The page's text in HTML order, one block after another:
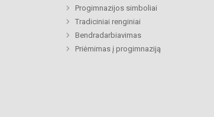
Progimnazijos simboliai
Tradiciniai renginiai
Bendradarbiavimas
Priėmimas į progimnaziją